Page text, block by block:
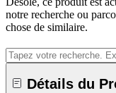
notre recherche ou
chose de similaire.
Détails du